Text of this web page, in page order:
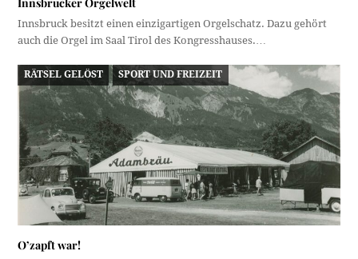
Innsbruck besitzt einen einzigartigen Orgelschatz. Dazu gehört
auch die Orgel im Saal Tirol des Kongresshauses.…
RÄTSEL GELÖST SPORT UND FREIZEIT
O’zapft war!